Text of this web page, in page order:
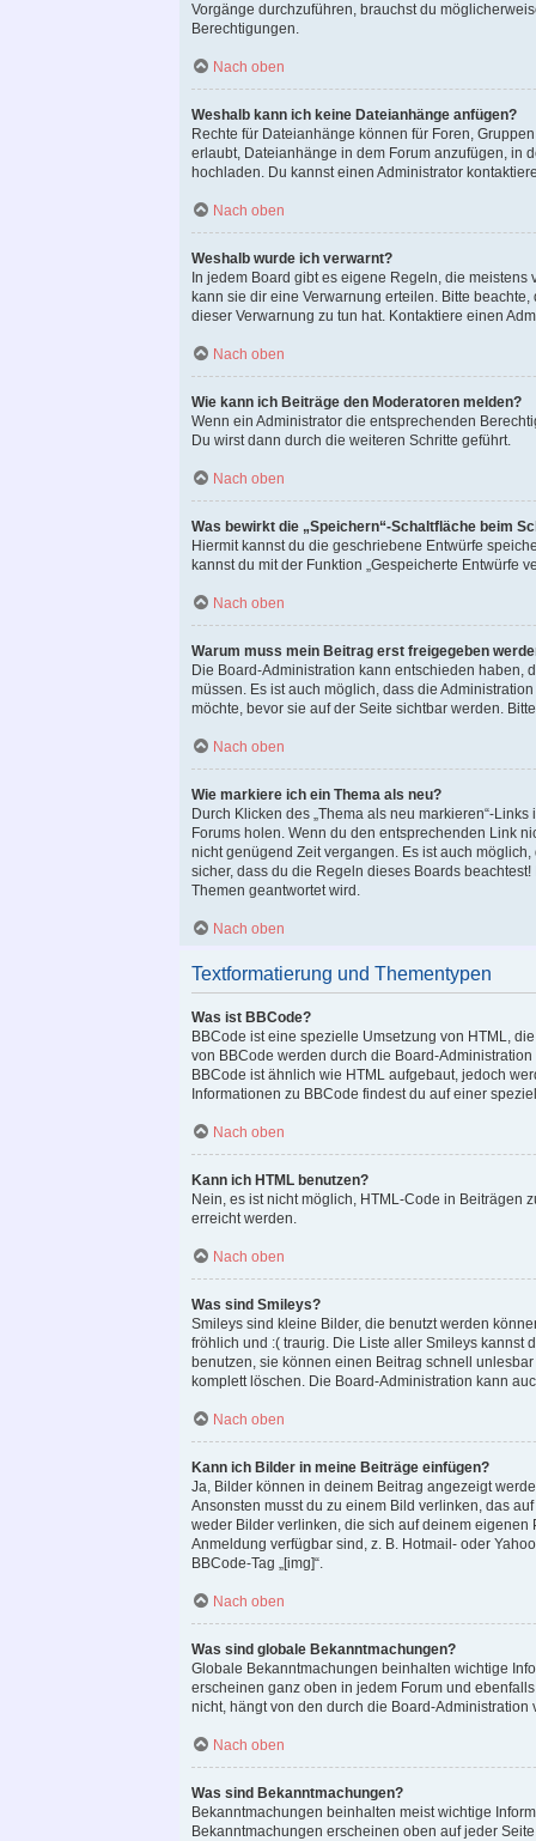
Vorgänge durchzuführen, brauchst du
Berechtigungen.
Nach oben
Weshalb kann ich keine Dateianhänge anfügen?
Rechte für Dateianhänge können für Foren,
erlaubt, Dateianhänge in dem Forum anzufügen, in
hochladen. Du kannst einen Administrator
Nach oben
Weshalb wurde ich verwarnt?
In jedem Board gibt es eigene Regeln, die
kann sie dir eine Verwarnung erteilen. Bitte
dieser Verwarnung zu tun hat. Kontaktiere einen
Nach oben
Wie kann ich Beiträge den Moderatoren melden?
Wenn ein Administrator die entsprechenden
Du wirst dann durch die weiteren Schritte geführt.
Nach oben
Was bewirkt die „Speichern“-Schaltfläche beim
Hiermit kannst du die geschriebene Entwürfe
kannst du mit der Funktion „Gespeicherte Entwürfe
Nach oben
Warum muss mein Beitrag erst freigegeben
Die Board-Administration kann entschieden haben,
müssen. Es ist auch möglich, dass die
möchte, bevor sie auf der Seite sichtbar werden.
Nach oben
Wie markiere ich ein Thema als neu?
Durch Klicken des „Thema als neu markieren“-
Forums holen. Wenn du den entsprechenden Link
nicht genügend Zeit vergangen. Es ist auch
sicher, dass du die Regeln dieses Boards
Themen geantwortet wird.
Nach oben
Textformatierung und Thementypen
Was ist BBCode?
BBCode ist eine spezielle Umsetzung von HTML,
von BBCode werden durch die Board-
BBCode ist ähnlich wie HTML aufgebaut, jedoch
Informationen zu BBCode findest du auf einer
Nach oben
Kann ich HTML benutzen?
Nein, es ist nicht möglich, HTML-Code in Beiträgen
erreicht werden.
Nach oben
Was sind Smileys?
Smileys sind kleine Bilder, die benutzt werden
fröhlich und :( traurig. Die Liste aller Smileys kannst
benutzen, sie können einen Beitrag schnell
komplett löschen. Die Board-Administration kann
Nach oben
Kann ich Bilder in meine Beiträge einfügen?
Ja, Bilder können in deinem Beitrag angezeigt
Ansonsten musst du zu einem Bild verlinken, das
weder Bilder verlinken, die sich auf deinem
Anmeldung verfügbar sind, z. B. Hotmail- oder
BBCode-Tag „[img]“.
Nach oben
Was sind globale Bekanntmachungen?
Globale Bekanntmachungen beinhalten wichtige
erscheinen ganz oben in jedem Forum und
nicht, hängt von den durch die Board-
Nach oben
Was sind Bekanntmachungen?
Bekanntmachungen beinhalten meist wichtige
Bekanntmachungen erscheinen oben auf jeder